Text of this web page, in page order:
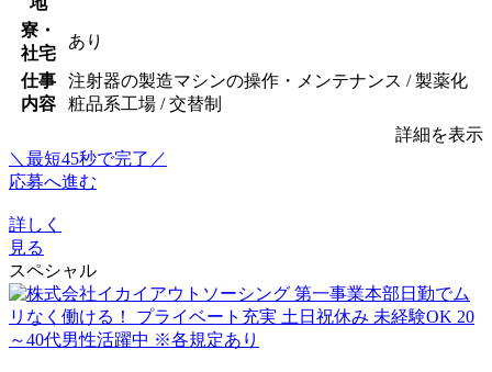
寮・
社宅
あり
仕事
内容
注射器の製造マシンの操作・メンテナンス / 製薬化
粧品系工場 / 交替制
詳細を表示
＼最短45秒で完了／
応募へ進む
詳しく
見る
スペシャル